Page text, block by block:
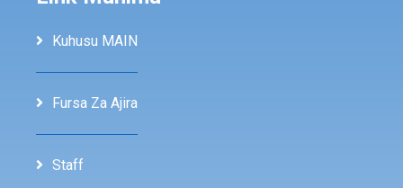
Kuhusu MAIN
Fursa Za Ajira
Staff